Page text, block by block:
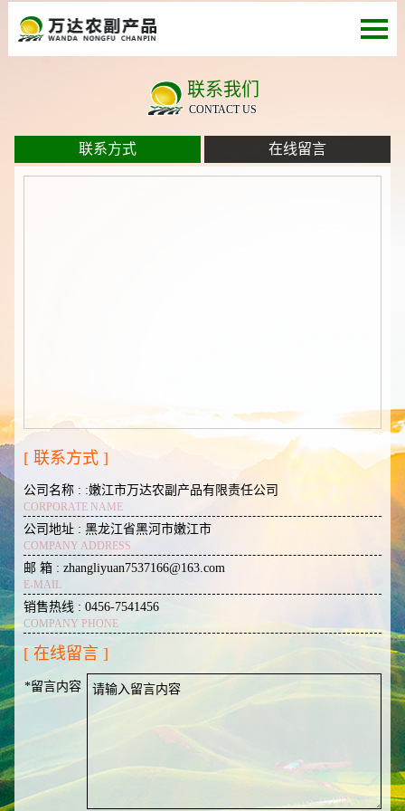
联系我们
CONTACT US
联系方式 在线留言
[ 联系方式 ]
公司名称 : :嫩江市万达农副产品有限责任公司
CORPORATE NAME
公司地址 : 黑龙江省黑河市嫩江市
COMPANY ADDRESS
邮 箱 : zhangliyuan7537166@163.com
E-MAIL
销售热线 : 0456-7541456
COMPANY PHONE
[ 在线留言 ]
*留言内容